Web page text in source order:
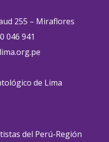
255 – Miraflores
046 941
de Lima
del Perú-Región